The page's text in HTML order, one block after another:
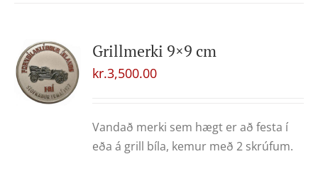
Grillmerki 9×9 cm
kr.3,500.00
Vandað merki sem hægt er að festa í
eða á grill bíla, kemur með 2 skrúfum.